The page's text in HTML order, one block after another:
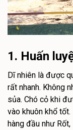
1. Huấn
Dĩ nhiên là được
rất nhanh. Không
sủa. Chó cỏ khi
vào khuôn khổ
hàng đầu như